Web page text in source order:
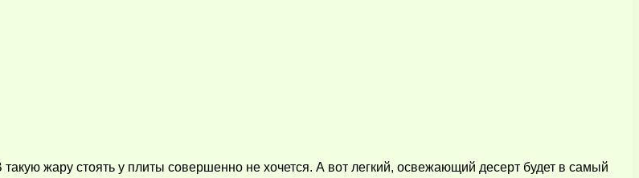
жару стоять у плиты совершенно не хочется. А вот легкий, освежающий десерт будет в самый